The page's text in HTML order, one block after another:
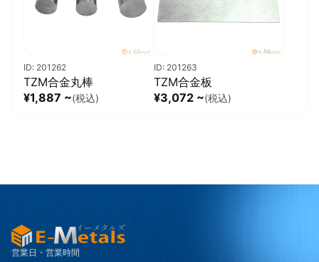
ID: 201262
TZM合金丸棒
¥1,887 ~(税込)
ID: 201263
TZM合金板
¥3,072 ~(税込)
営業日・営業時間